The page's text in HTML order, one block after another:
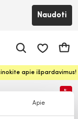
Apie
Naudoti
apie išpardavimus!
%